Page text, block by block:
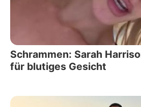
Schrammen: Sarah
für blutiges Gesicht